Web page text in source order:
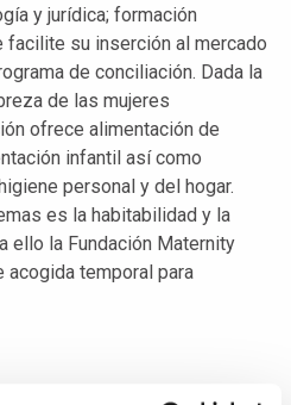
y jurídica; formación
facilite su inserción al mercado
de conciliación. Dada la
de las mujeres
ofrece alimentación de
infantil así como
personal y del hogar.
es la habitabilidad y la
ello la Fundación Maternity
acogida temporal para